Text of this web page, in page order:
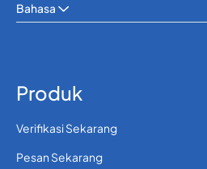
Bahasa
Produk
Verifikasi Sekarang
Pesan Sekarang